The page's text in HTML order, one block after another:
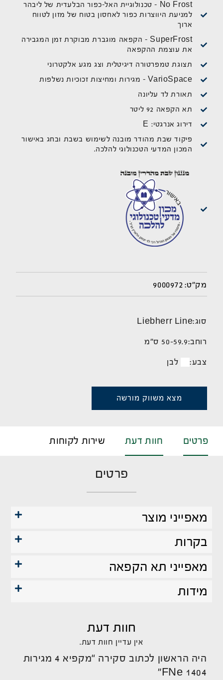
No Frost - טכנולוגיית האל-כפור הבלעדית של ליבהר
למניעת היווצרות כפור לאחסון בטוח של מזון לטווח
ארוך
SuperFrost - הקפאה מוגברת מבוקרת זמן המגבירה
את עוצמת ההקפאה
תצוגת טמפרטורה דיגיטלית וצג מגע אלקטרוני
VarioSpace - מגירות ומחיצות זכוכיות נשלפות
תאורת לד עליונה
תא הקפאה 92 ליטר
דירוג אנרגטי: E
פיקוד שבת מהודר מובנה לשימוש בשבת ובחג באישור
המכון המדעי הטכנולוגי להלכה.
מק"ט: 9000972
סוג:Liebherr Line
רוחב:50-59.9 ס"מ
צבע: לבן
מצא משווק מורשה
פרטים חוות דעת שירות לקוחות
פרטים
מאפייני מוצר
בקרות
מאפייני תא הקפאה
מידות
חוות דעת
אין עדיין חוות דעת.
היה הראשון לכתוב סקירה “מקפיא 4 מגירות
FNe 1404”